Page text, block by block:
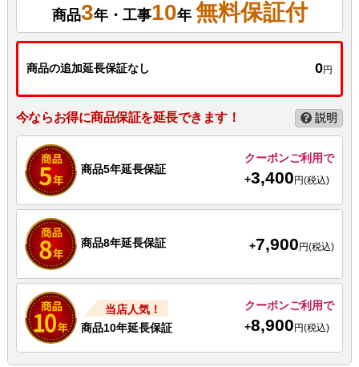
商品3年・工事10年 無料保証付
商品の追加延長保証なし 0円
今ならお得に商品保証を延長できます！ 説明
商品5年延長保証
クーポンご利用で
+3,400 円(税込)
商品8年延長保証 +7,900円(税込)
当店人気！
商品10年延長保証
クーポンご利用で
+8,900 円(税込)